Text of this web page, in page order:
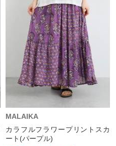
MALAIKA
カラフルフラワープリントスカ
ート(パープル)